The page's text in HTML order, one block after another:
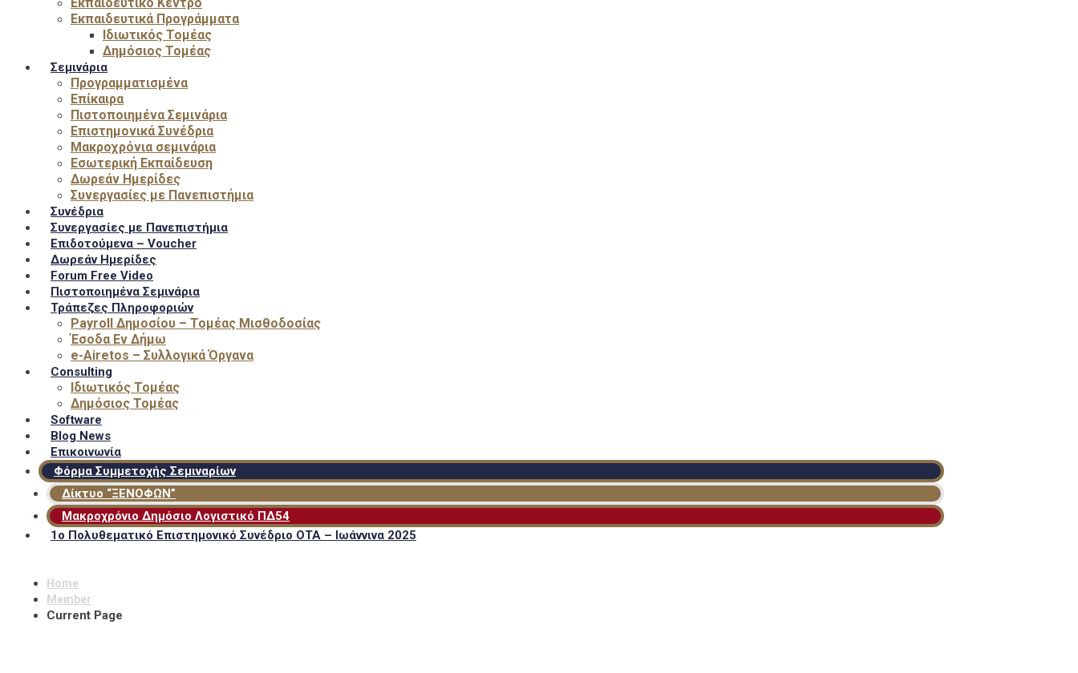
Εκπαιδευτικά Προγράμματα
Ιδιωτικός Τομέας
Δημόσιος Τομέας
Σεμινάρια
Προγραμματισμένα
Επίκαιρα
Πιστοποιημένα Σεμινάρια
Επιστημονικά Συνέδρια
Μακροχρόνια σεμινάρια
Εσωτερική Εκπαίδευση
Δωρεάν Ημερίδες
Συνεργασίες με Πανεπιστήμια
Συνέδρια
Συνεργασίες με Πανεπιστήμια
Επιδοτούμενα – Voucher
Δωρεάν Ημερίδες
Forum Free Video
Πιστοποιημένα Σεμινάρια
Τράπεζες Πληροφοριών
Payroll Δημοσίου – Τομέας Μισθοδοσίας
Έσοδα Εν Δήμω
e-Airetos – Συλλογικά Όργανα
Consulting
Ιδιωτικός Τομέας
Δημόσιος Τομέας
Software
Blog News
Επικοινωνία
Φόρμα Συμμετοχής Σεμιναρίων
Δίκτυο “ΞΕΝΟΦΩΝ”
Μακροχρόνιο Δημόσιο Λογιστικό ΠΔ54
1ο Πολυθεματικό Επιστημονικό Συνέδριο ΟΤΑ – Ιωάννινα 2025
Home
Member
Current Page